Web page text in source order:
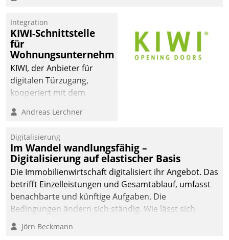
Integration
KIWI-Schnittstelle
für
Wohnungsunternehmen
KIWI, der Anbieter für
digitalen Türzugang,
kooperiert mit dem
Softwareentwicklungshaus
Andreas Lerchner
Digitalisierung
Im Wandel wandlungsfähig –
Digitalisierung auf elastischer Basis
Die Immobilienwirtschaft digitalisiert ihr Angebot. Das
betrifft Einzelleistungen und Gesamtablauf, umfasst
benachbarte und künftige Aufgaben. Die
Bedingungen ändern sich ständig. Wie lässt sich
technisch die Kontrolle wahren und zugleich Freiraum
fürs Wachsen öffnen?
Jörn Beckmann